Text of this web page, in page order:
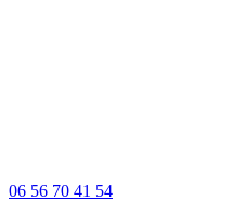
06 56 70 41 54